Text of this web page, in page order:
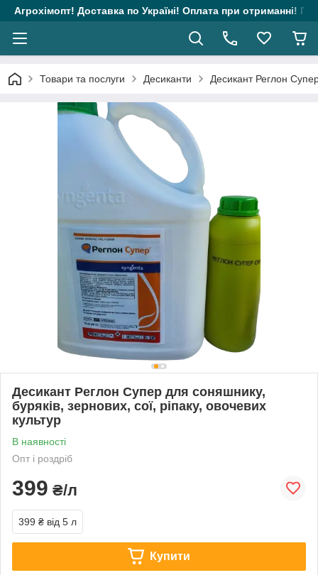
Агрохімопт! Доставка по Україні! Оплата при отриманні!
Товари та послуги Десиканти Десикант Реглон
Десикант Реглон Супер для соняшнику,
буряків, зернових, сої, ріпаку, овочевих
культур
В наявності
Опт і роздріб
399 ₴/л
399 ₴ від 5 л
Купити